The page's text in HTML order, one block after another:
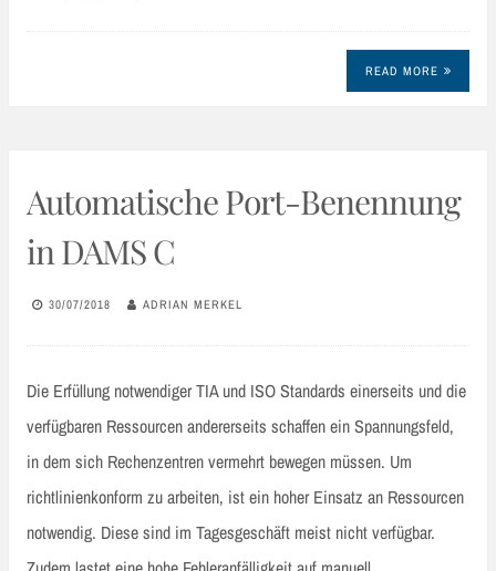
READ MORE
Automatische Port-Benennung
in DAMS C
30/07/2018 ADRIAN MERKEL
Die Erfüllung notwendiger TIA und ISO Standards einerseits und die
verfügbaren Ressourcen andererseits schaffen ein Spannungsfeld,
in dem sich Rechenzentren vermehrt bewegen müssen. Um
richtlinienkonform zu arbeiten, ist ein hoher Einsatz an Ressourcen
notwendig. Diese sind im Tagesgeschäft meist nicht verfügbar.